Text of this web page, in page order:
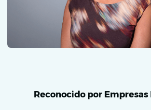
Reconocido por Empresas